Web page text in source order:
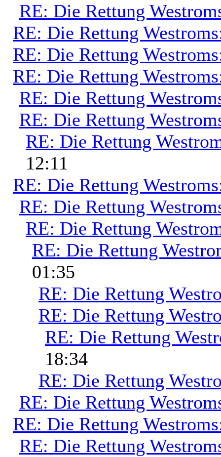
RE: Die Rettung
RE: Die Rettung
RE: Die Rettung
RE: Die Rettung
RE: Die Rettung
RE: Die Rettung
RE: Die Rettung
12:11
RE: Die Rettung
RE: Die Rettung
RE: Die Rettung
RE: Die Rettung
01:35
RE: Die Rettung
RE: Die Rettung
RE: Die Rettung
18:34
RE: Die Rettung
RE: Die Rettung
RE: Die Rettung
RE: Die Rettung